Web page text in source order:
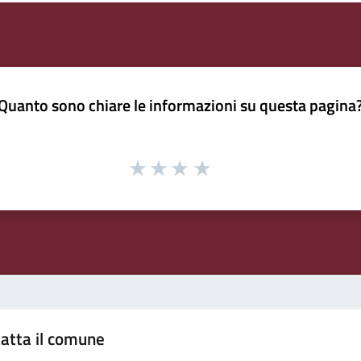
sono chiare le informazioni su questa
il comune